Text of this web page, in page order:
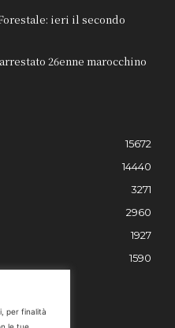
ieri il secondo
26enne marocchino
15672
14440
3271
2960
1927
1590
per finalità